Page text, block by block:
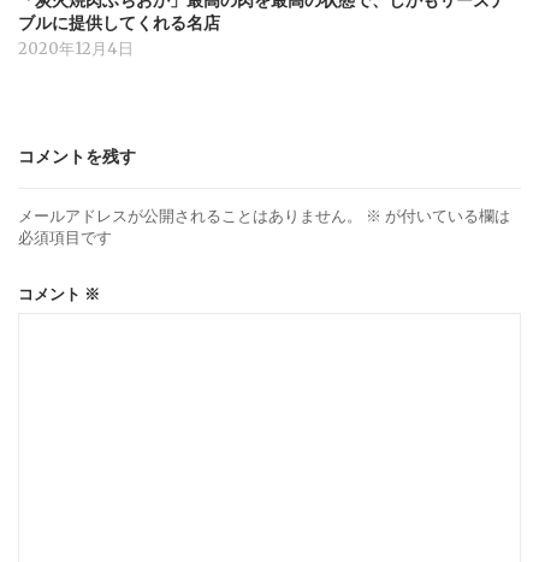
ブルに提供してくれる名店
2020年12月4日
コメントを残す
メールアドレスが公開されることはありません。 ※ が付いている欄は
必須項目です
コメント ※